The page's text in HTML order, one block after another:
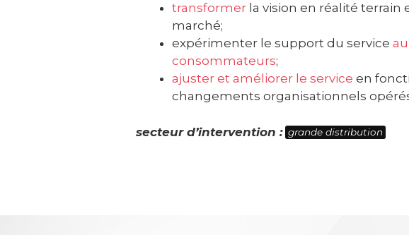
transformer la vision en réalité terrain
marché;
expérimenter le support du service
consommateurs;
ajuster et améliorer le service en
changements organisationnels
secteur d’intervention : grande distribution